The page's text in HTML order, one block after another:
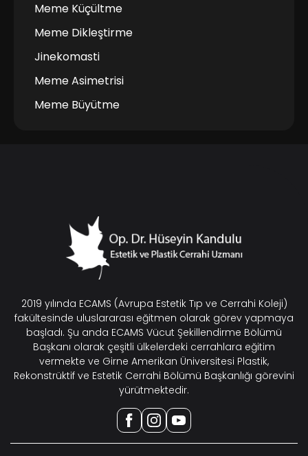
Meme Küçültme
Meme Dikleştirme
Jinekomasti
Meme Asimetrisi
Meme Büyütme
2019 yılında ECAMS (Avrupa Estetik Tıp ve Cerrahi Koleji)
fakültesinde uluslararası eğitmen olarak görev yapmaya
başladı. Şu anda ECAMS Vücut Şekillendirme Bölümü
Başkanı olarak çeşitli ülkelerdeki cerrahlara eğitim
vermekte ve Girne Amerikan Üniversitesi Plastik,
Rekonstrüktif ve Estetik Cerrahi Bölümü Başkanlığı görevini
yürütmektedir.